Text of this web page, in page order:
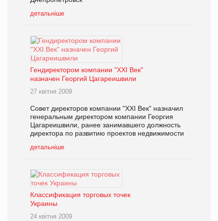
детальніше
Гендиректором компании "XXI Век"
назначен Георгий Цагареишвили
27 квітня 2009
Совет директоров компании "XXI Век" назначил
генеральным директором компании Георгия
Цагареишвили, ранее занимавшего должность
директора по развитию проектов недвижимости
детальніше
Классификация торговых точек
Украины
24 квітня 2009